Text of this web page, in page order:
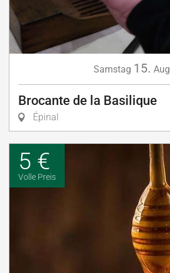
Samstag 15. Aug
Brocante de la Basilique
Épinal
5 €
Volle Preis